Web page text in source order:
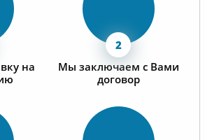
на
Мы заключаем с Вами
договор